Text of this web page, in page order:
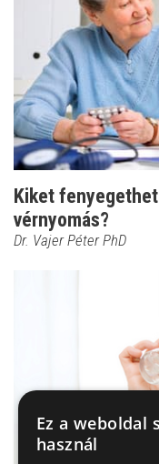
Kiket
vérnyomás?
Dr. Vajer Péter PhD
Ez a weboldal
használ